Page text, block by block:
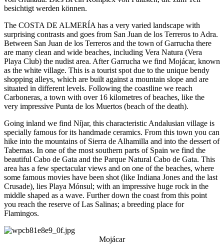
besichtigt werden können.
The COSTA DE ALMERÍA has a very varied landscape with
surprising contrasts and goes from San Juan de los Terreros to Adra.
Between San Juan de los Terreros and the town of Garrucha there
are many clean and wide beaches, including Vera Natura (Vera
Playa Club) the nudist area. After Garrucha we find Mojácar, known
as the white village. This is a tourist spot due to the unique bendy
shopping alleys, which are built against a mountain slope and are
situated in different levels. Following the coastline we reach
Carboneras, a town with over 16 kilometres of beaches, like the
very impressive Punta de los Muertos (beach of the death).
Going inland we find Níjar, this characteristic Andalusian village is
specially famous for its handmade ceramics. From this town you can
hike into the mountains of Sierra de Alhamilla and into the dessert of
Tabernas. In one of the most southern parts of Spain we find the
beautiful Cabo de Gata and the Parque Natural Cabo de Gata. This
area has a few spectacular views and on one of the beaches, where
some famous movies have been shot (like Indiana Jones and the last
Crusade), lies Playa Mónsul; with an impressive huge rock in the
middle shaped as a wave. Further down the coast from this point
you reach the reserve of Las Salinas; a breeding place for
Flamingos.
Mojácar